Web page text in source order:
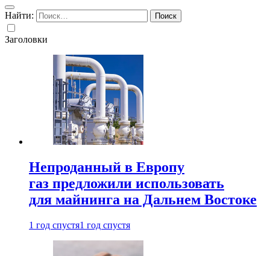
Найти:
Заголовки
Непроданный в Европу
газ предложили использовать
для майнинга на Дальнем Востоке
1 год спустя1 год спустя